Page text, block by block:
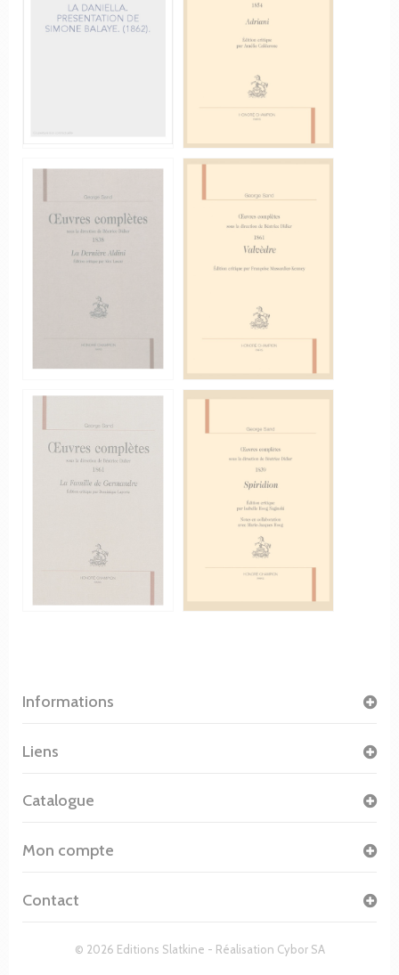
Informations
© 2026 Editions Slatkine - Réalisation Cybor SA
Liens
Catalogue
Mon compte
Contact